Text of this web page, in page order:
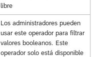
libre
Los administradores pueden
usar este operador para filtrar
valores booleanos. Este
operador solo está disponible